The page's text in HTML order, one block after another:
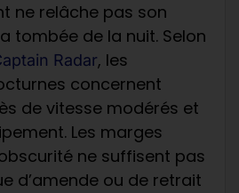
ne relâche pas son
tombée de la nuit. Selon
Radar, les
concernent
de vitesse modérés et
Les marges
ne suffisent pas
d’amende ou de retrait